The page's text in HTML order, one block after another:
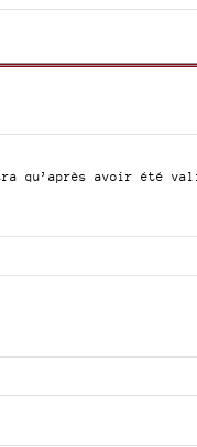
qu’après avoir été